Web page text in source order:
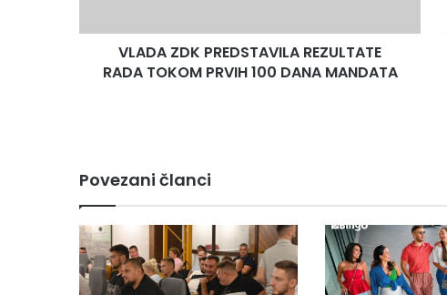
DANA
MANDATAVLADA ZDK PREDSTAVILA REZULTATE
RADA TOKOM PRVIH 100 DANA MANDATA
Povezani članci